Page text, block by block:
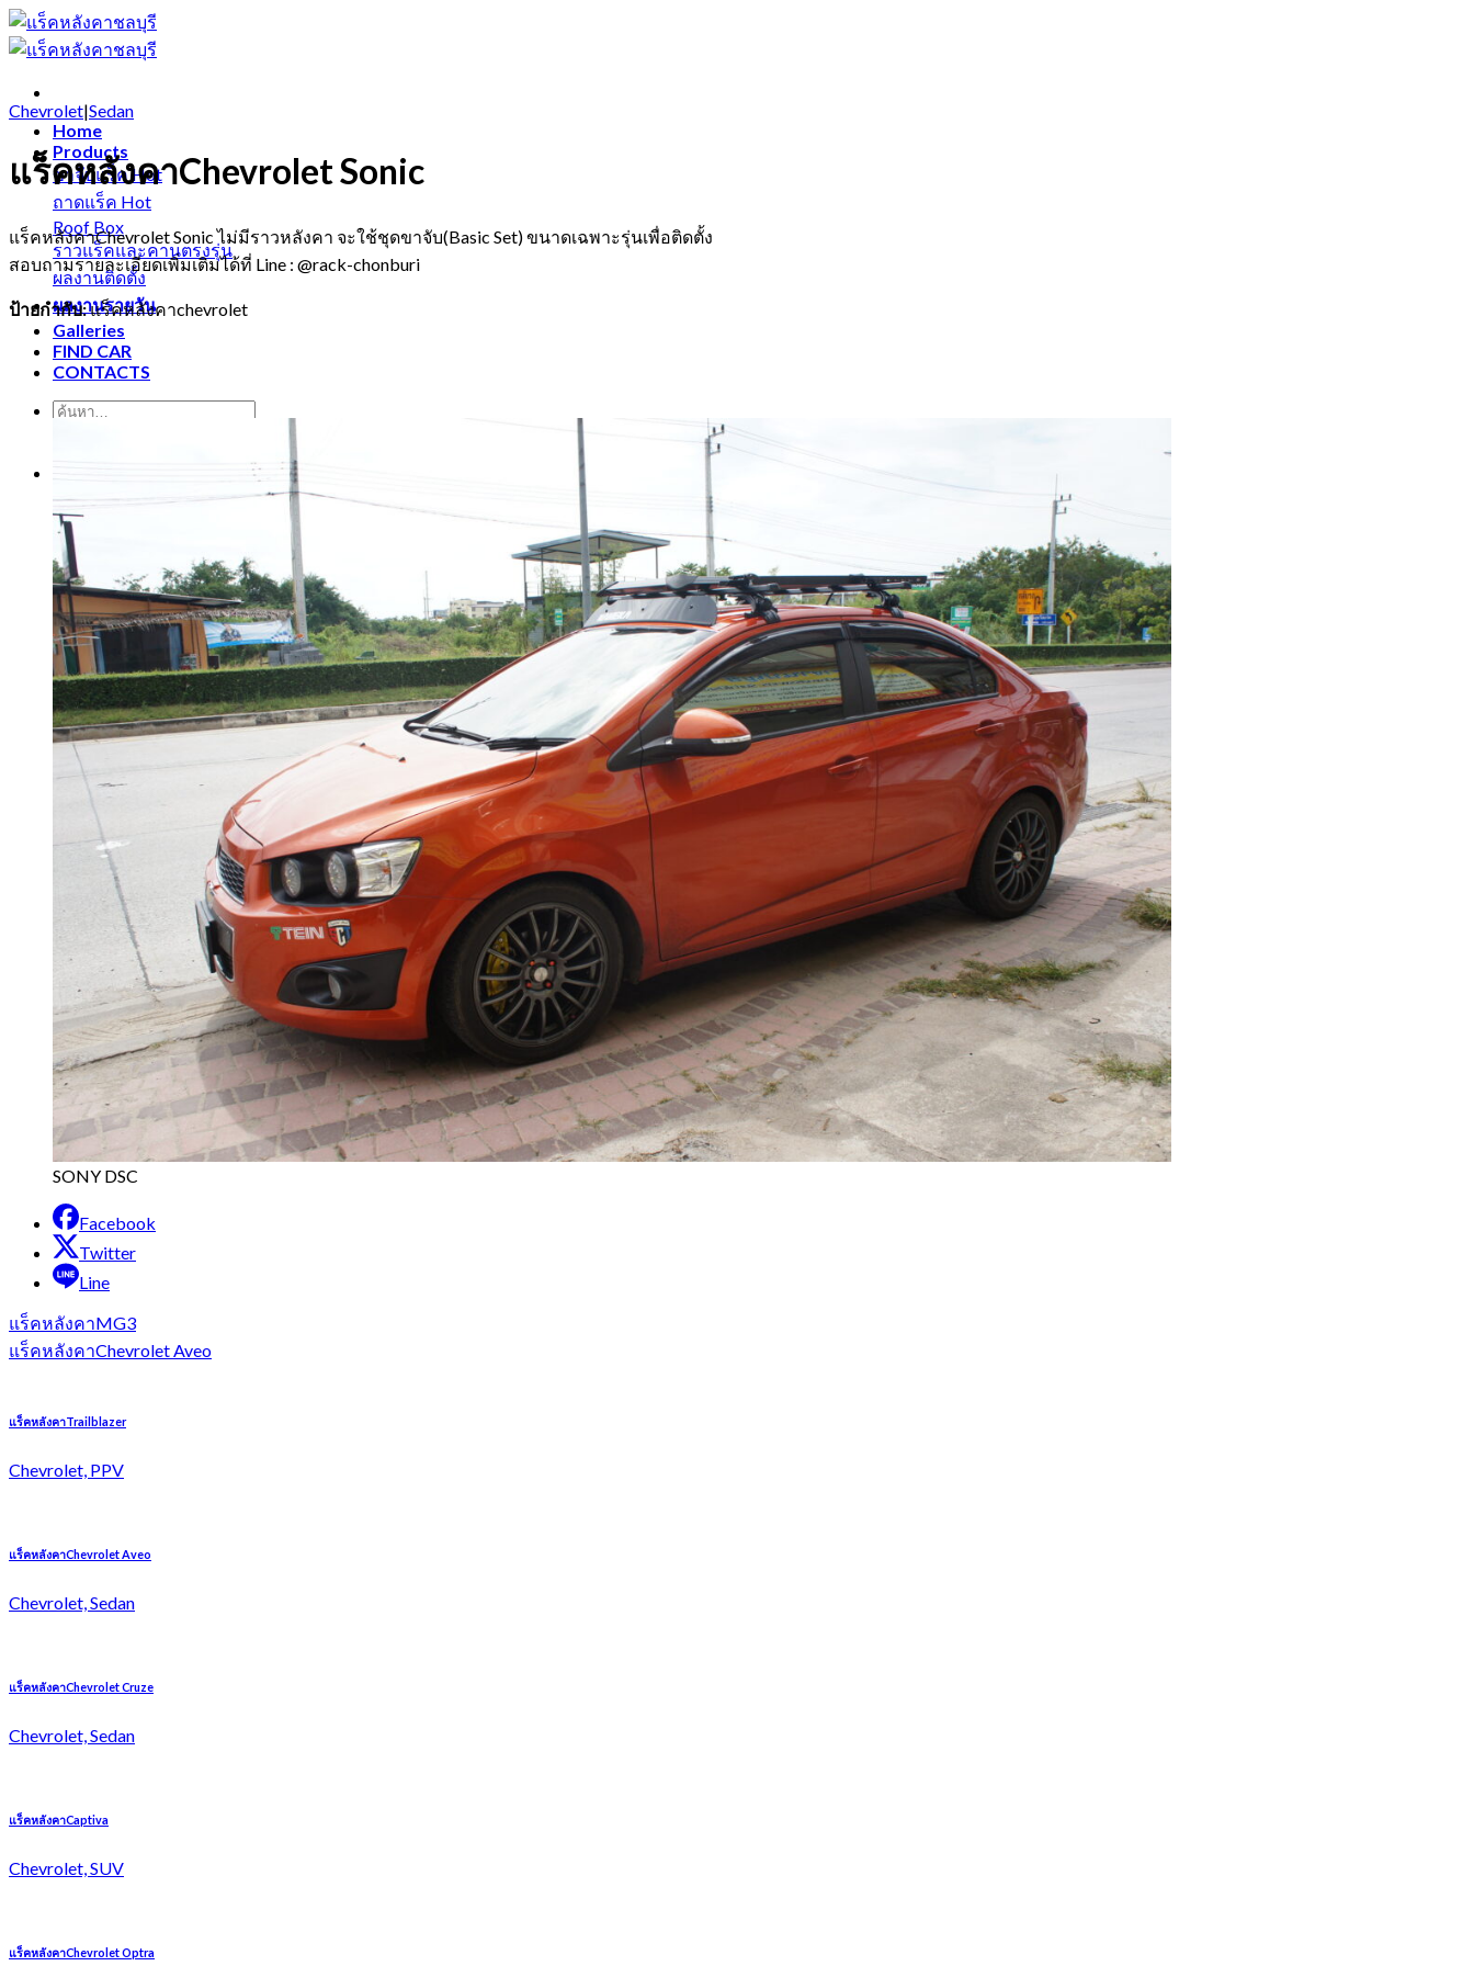
Skip
to
content
Home
Products
ขาจับแร็ค
ถาดแร็ค
Roof Box
ราวแร็คและคานตรงรุ่น
ผลงานติดตั้ง
ผลงานรายวัน
Galleries
FIND CAR
CONTACTS
Chevrolet|Sedan
แร็คหลังคาChevrolet Sonic
แร็คหลังคาChevrolet Sonic ไม่มีราวหลังคา จะใช้ชุดขาจับ(Basic Set) ขนาดเฉพาะรุ่นเพื่อติดตั้ง
สอบถามรายละเอียดเพิ่มเติมได้ที่ Line : @rack-chonburi
ป้ายกำกับ:แร็คหลังคาchevrolet
SONY DSC
Facebook
Twitter
Line
แร็คหลังคาMG3
แร็คหลังคาChevrolet Aveo
แร็คหลังคาTrailblazer
Chevrolet, PPV
แร็คหลังคาChevrolet Aveo
Chevrolet, Sedan
แร็คหลังคาChevrolet Cruze
Chevrolet, Sedan
แร็คหลังคาCaptiva
Chevrolet, SUV
แร็คหลังคาChevrolet Optra